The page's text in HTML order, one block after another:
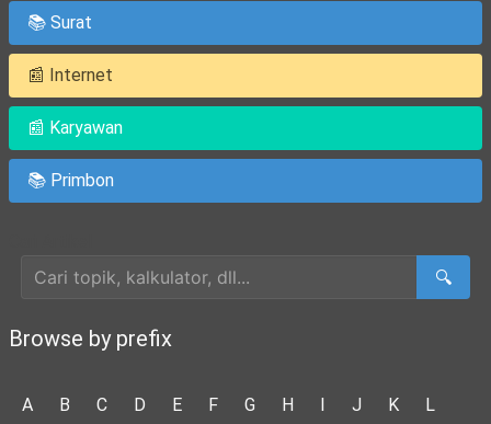
📚 Surat
📰 Internet
📰 Karyawan
📚 Primbon
🔍
Browse by prefix
A B C D E F G H I J K L